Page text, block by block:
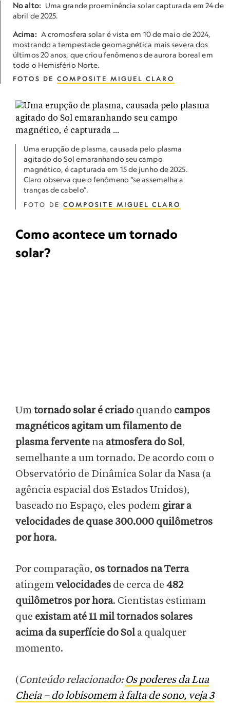
No alto: Uma grande proeminência solar capturada em 24 de
abril de 2025.
Acima: A cromosfera solar é vista em 10 de maio de 2024,
mostrando a tempestade geomagnética mais severa dos
últimos 20 anos, que criou fenômenos de aurora boreal em
todo o Hemisfério Norte.
FOTOS DE COMPOSITE MIGUEL CLARO
Uma erupção de plasma, causada pelo plasma
agitado do Sol emaranhando seu campo
magnético, é capturada em 15 de junho de 2025.
Claro observa que o fenômeno “se assemelha a
tranças de cabelo”.
FOTO DE COMPOSITE MIGUEL CLARO
Como acontece um tornado
solar?
Umtornado solar é criado quando campos
magnéticos agitam um filamento de
plasma fervente na atmosfera do Sol,
semelhante a um tornado. De acordo com o
Observatório de Dinâmica Solar da Nasa (a
agência espacial dos Estados Unidos),
baseado no Espaço, eles podem girar a
velocidades de quase 300.000 quilômetros
por hora.
Por comparação, os tornados na Terra
atingemvelocidades de cerca de 482
quilômetros por hora. Cientistas estimam
que existam até 11 mil tornados solares
acima da superfície do Sol a qualquer
momento.
(Conteúdo relacionado: Os poderes da Lua
Cheia – do lobisomem à falta de sono, veja 3